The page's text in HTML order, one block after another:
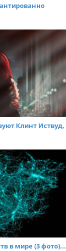
Клинт Иствуд,
в мире (3 фото)...